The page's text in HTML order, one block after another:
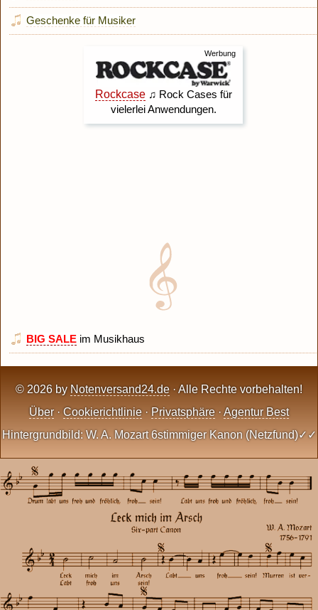
Geschenke für Musiker
BIG SALE im Musikhaus
© 2026 by Notenversand24.de · Alle Rechte vorbehalten!
Über · Cookierichtlinie · Privatsphäre · Agentur Best
Hintergrundbild: W. A. Mozart 6stimmiger Kanon (Netzfund)✓✓